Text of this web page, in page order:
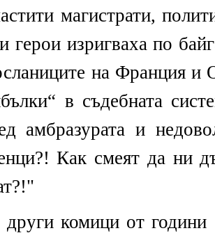
магистрати,
герои изригваха по
на Франция и
в съдебната
амбразурата и
Как смеят да ни
комици от години